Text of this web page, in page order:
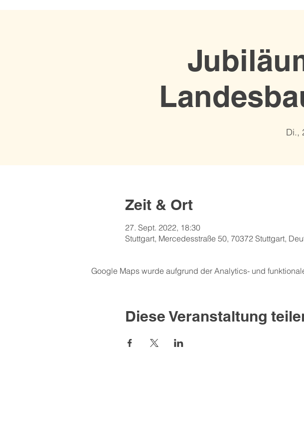
Di.,
Zeit & Ort
27. Sept. 2022, 18:30
Stuttgart, Mercedesstraße 50, 70372 Stuttgart,
Google Maps wurde aufgrund der Analytics- und
Diese Veranstaltung